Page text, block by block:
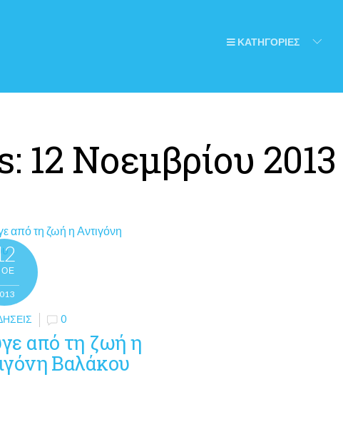
ΚΑΤΗΓΟΡΙΕΣ
12 Νοεμβρίου 2013
0
από τη ζωή η
Βαλάκου